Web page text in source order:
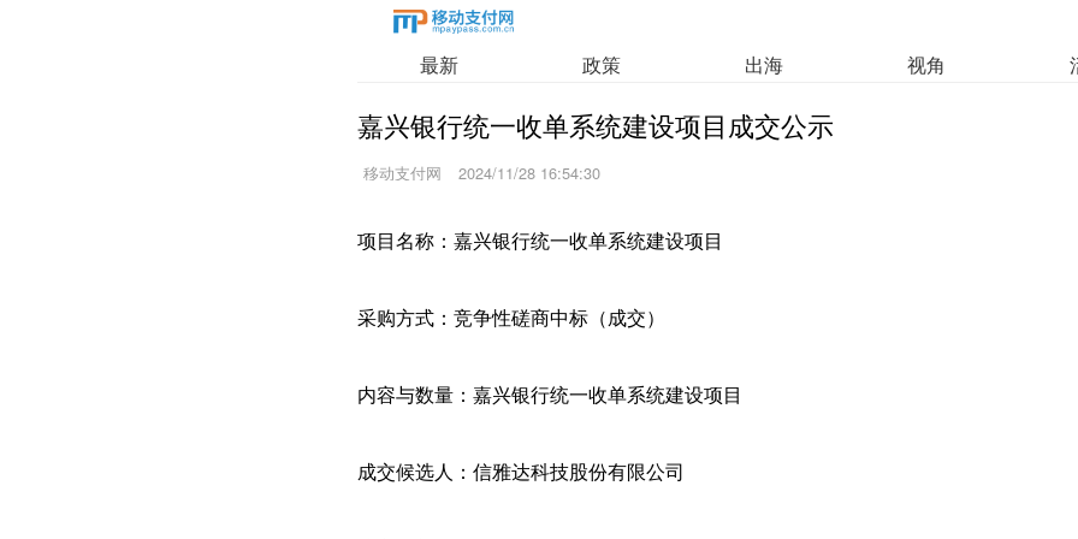
最新 政策 出海 视角
嘉兴银行统一收单系统建设项目成交公示
移动支付网 2024/11/28 16:54:30
项目名称：嘉兴银行统一收单系统建设项目
采购方式：竞争性磋商中标（成交）
内容与数量：嘉兴银行统一收单系统建设项目
成交候选人：信雅达科技股份有限公司